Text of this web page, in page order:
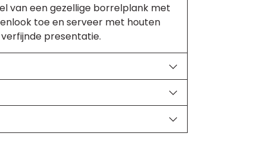
van een gezellige borrelplank met
toe en serveer met houten
presentatie.